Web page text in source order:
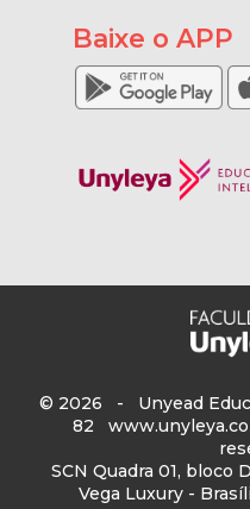
Baixe o APP
© 2026 - Unyead
82
SCN Quadra 01, bloco
Vega Luxury -